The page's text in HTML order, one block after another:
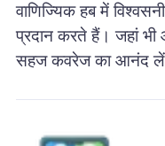
वाणिज्यिक हब में
प्रदान करते हैं। जहां भी
सहज कवरेज का आनंद